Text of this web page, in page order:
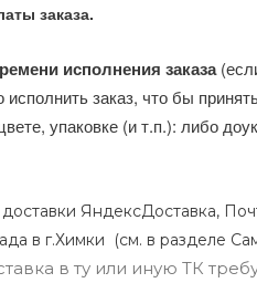
заказа.
исполнения заказа
заказ, что бы
упаковке (и т.п.): либо
ЯндексДоставка,
в г.Химки (см. в разделе
в ту или иную ТК